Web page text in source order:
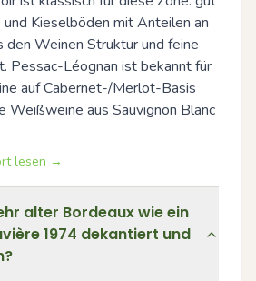
Kieselböden mit Anteilen an
den Weinen Struktur und feine
Pessac-Léognan ist bekannt für
auf Cabernet-/Merlot-Basis
Weißweine aus Sauvignon Blanc
lesen →
alter Bordeaux wie ein
1974 dekantiert und